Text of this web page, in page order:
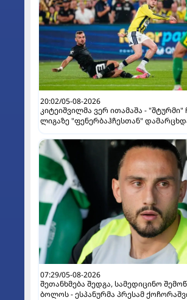
20:02/05-08-2026
კიტეიშვილმა ვერ ითამაშა - "შტურმი"
ლიგაზე "ფენერბაჰჩესთან"
07:29/05-08-2026
შეთანხმება შედგა, სამედიცინო
ბოლოს - ესპანურმა პრესამ